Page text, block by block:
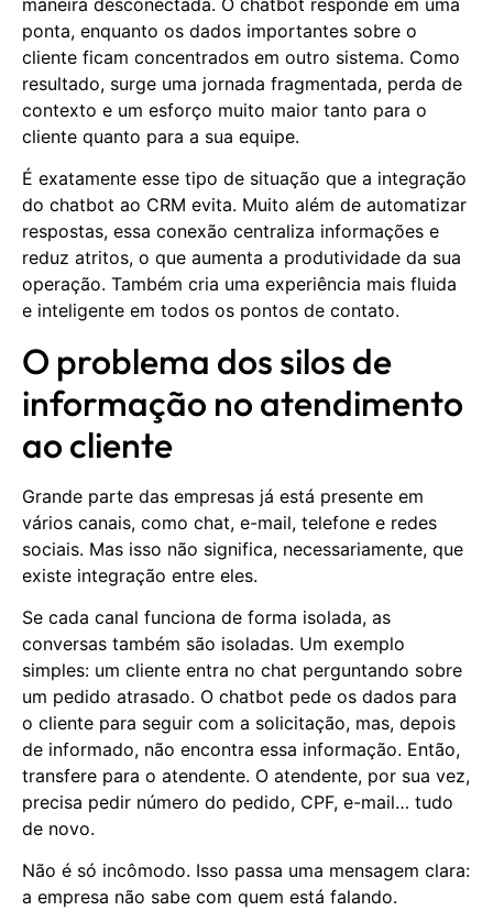
ponta, enquanto os dados importantes sobre o
cliente ficam concentrados em outro sistema. Como
resultado, surge uma jornada fragmentada, perda de
contexto e um esforço muito maior tanto para o
cliente quanto para a sua equipe.
É exatamente esse tipo de situação que a integração
do chatbot ao CRM evita. Muito além de automatizar
respostas, essa conexão centraliza informações e
reduz atritos, o que aumenta a produtividade da sua
operação. Também cria uma experiência mais fluida
e inteligente em todos os pontos de contato.
O problema dos silos de
informação no atendimento
ao cliente
Grande parte das empresas já está presente em
vários canais, como chat, e-mail, telefone e redes
sociais. Mas isso não significa, necessariamente, que
existe integração entre eles.
Se cada canal funciona de forma isolada, as
conversas também são isoladas. Um exemplo
simples: um cliente entra no chat perguntando sobre
um pedido atrasado. O chatbot pede os dados para
o cliente para seguir com a solicitação, mas, depois
de informado, não encontra essa informação. Então,
transfere para o atendente. O atendente, por sua vez,
precisa pedir número do pedido, CPF, e-mail… tudo
de novo.
Não é só incômodo. Isso passa uma mensagem clara:
a empresa não sabe com quem está falando.